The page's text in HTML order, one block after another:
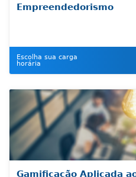
Empreendedorismo
Escolha sua carga
horária
Gamificação Aplicada